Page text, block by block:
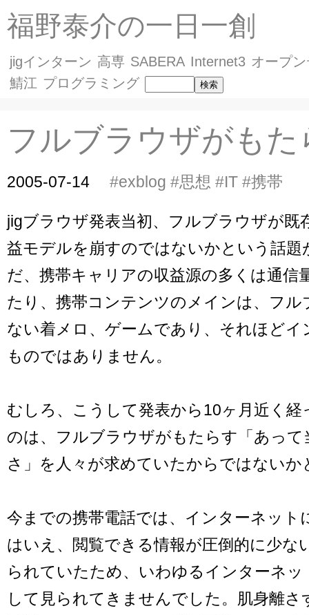
福野泰介の一日一創
jigインターン 高専 SABERA Internet3 オープ
鯖江 プログラミング
フルブラウザがも
2005-07-14 #exblog #思想 #IT #携帯
jigブラウザ発表当初、フルブラウザが既
益モデルを崩すのではないかという話題
だ、携帯キャリアの収益源の多くは通信
たり、携帯コンテンツのメインは、フル
ない着メロ、ゲームであり、それほどイ
ものではありません。
むしろ、こうして発表から10ヶ月近く経
のは、フルブラウザがもたらす「あって
さ」を人々が求めていたからではないか
今までの携帯電話では、インターネット
はいえ、閲覧できる情報が圧倒的に少な
られていたため、いわゆるインターネ
して見られてきませんでした。肌身離さ